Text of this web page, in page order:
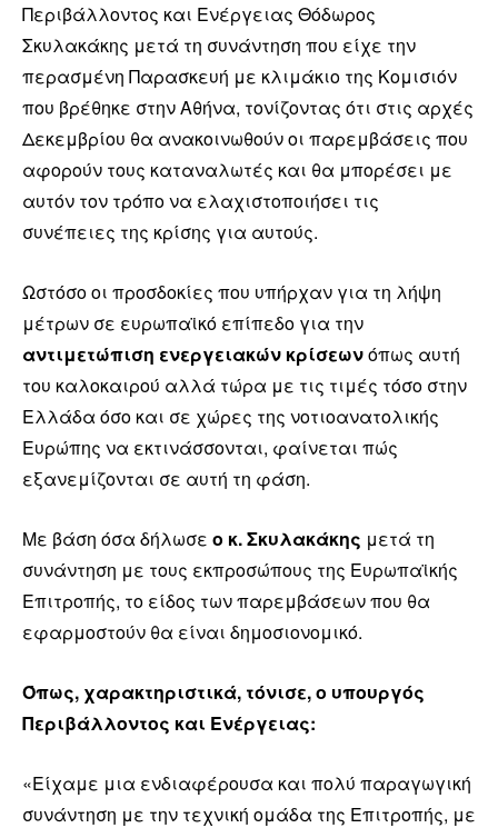
Περιβάλλοντος και Ενέργειας Θόδωρος
Σκυλακάκης μετά τη συνάντηση που είχε την
περασμένη Παρασκευή με κλιμάκιο της Κομισιόν
που βρέθηκε στην Αθήνα, τονίζοντας ότι στις αρχές
Δεκεμβρίου θα ανακοινωθούν οι παρεμβάσεις που
αφορούν τους καταναλωτές και θα μπορέσει με
αυτόν τον τρόπο να ελαχιστοποιήσει τις
συνέπειες της κρίσης για αυτούς.
Ωστόσο οι προσδοκίες που υπήρχαν για τη λήψη
μέτρων σε ευρωπαϊκό επίπεδο για την
αντιμετώπιση ενεργειακών κρίσεωνόπως αυτή
του καλοκαιρού αλλά τώρα με τις τιμές τόσο στην
Ελλάδα όσο και σε χώρες της νοτιοανατολικής
Ευρώπης να εκτινάσσονται, φαίνεται πώς
εξανεμίζονται σε αυτή τη φάση.
Με βάση όσα δήλωσε ο κ. Σκυλακάκης μετά τη
συνάντηση με τους εκπροσώπους της Ευρωπαϊκής
Επιτροπής, το είδος των παρεμβάσεων που θα
εφαρμοστούν θα είναι δημοσιονομικό.
Όπως, χαρακτηριστικά, τόνισε, ο υπουργός
Περιβάλλοντος και Ενέργειας:
«Είχαμε μια ενδιαφέρουσα και πολύ παραγωγική
συνάντηση με την τεχνική ομάδα της Επιτροπής, με